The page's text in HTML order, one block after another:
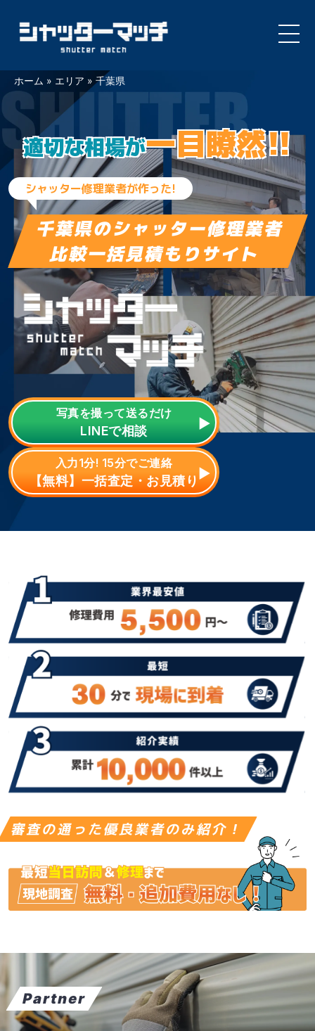
Skip
to
content
ホーム » エリア » 千葉県
適切な相場が一目瞭然!!
シャッター修理業者が作った!
千葉県のシャッター修理業者
比較一括見積もりサイト
写真を撮って送るだけ
LINEで相談
入力1分! 15分でご連絡
【無料】一括査定・お見積り
審査の通った優良業者のみ紹介！
Partner